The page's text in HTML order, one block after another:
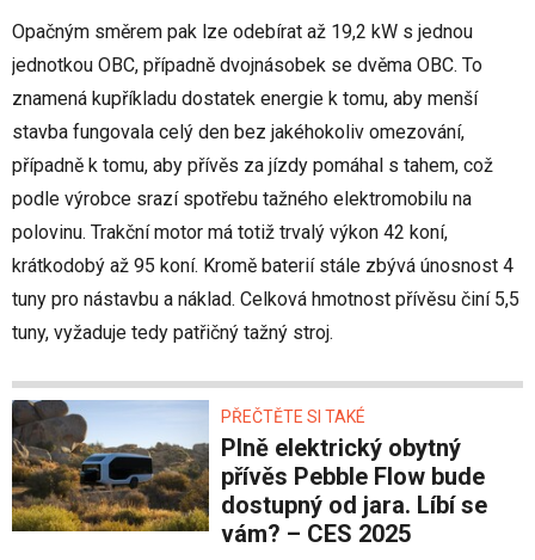
Opačným směrem pak lze odebírat až 19,2 kW s jednou
jednotkou OBC, případně dvojnásobek se dvěma OBC. To
znamená kupříkladu dostatek energie k tomu, aby menší
stavba fungovala celý den bez jakéhokoliv omezování,
případně k tomu, aby přívěs za jízdy pomáhal s tahem, což
podle výrobce srazí spotřebu tažného elektromobilu na
polovinu. Trakční motor má totiž trvalý výkon 42 koní,
krátkodobý až 95 koní. Kromě baterií stále zbývá únosnost 4
tuny pro nástavbu a náklad. Celková hmotnost přívěsu činí 5,5
tuny, vyžaduje tedy patřičný tažný stroj.
PŘEČTĚTE SI TAKÉ
Plně elektrický obytný
přívěs Pebble Flow bude
dostupný od jara. Líbí se
vám? – CES 2025